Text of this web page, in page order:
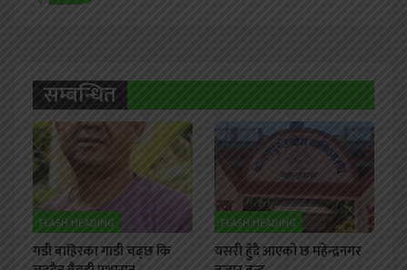
सम्बन्धित
FLASH HEADING
गडी बाहिरका गाडी चढ्छ कि
FLASH HEADING
यसरी हुँदै आएको छ महेन्द्रनगर